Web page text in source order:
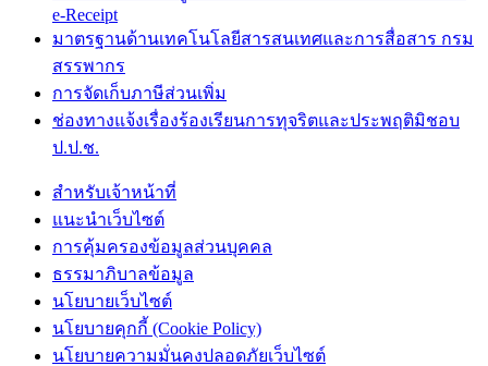
e-Receipt
มาตรฐานด้านเทคโนโลยีสารสนเทศและการสื่อสาร กรม
สรรพากร
การจัดเก็บภาษีส่วนเพิ่ม
ช่องทางแจ้งเรื่องร้องเรียนการทุจริตและประพฤติมิชอบ
ป.ป.ช.
สำหรับเจ้าหน้าที่
แนะนำเว็บไซต์
การคุ้มครองข้อมูลส่วนบุคคล
ธรรมาภิบาลข้อมูล
นโยบายเว็บไซต์
นโยบายคุกกี้ (Cookie Policy)
นโยบายความมั่นคงปลอดภัยเว็บไซต์